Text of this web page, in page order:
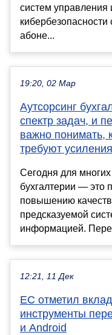
систем управления
абоне...
19:20, 02 Мар
Аутсорсинг
спектр задач, и
важно понимать,
требуют усиления
Сегодня для
бухгалтерии — это
повышению
предсказуемой
информацией.
12:21, 11 Дек
ЕС отметил
инструменты
и Android